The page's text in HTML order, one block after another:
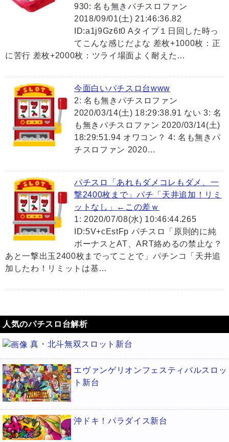
930: 名も無きパチスロファン
2018/09/01(土) 21:46:36.82
ID:a1j9Gz6t0 Aタイプ１日回した時っ
てこんな感じだよな 差枚+1000枚：正
に苦行 差枚+2000枚：ツライ場面よく耐えた…
今面白いパチスロ台www
2: 名も無きパチスロファン
2020/03/14(土) 18:29:38.91 ない 3: 名
も無きパチスロファン 2020/03/14(土)
18:29:51.94 オワコン？ 4: 名も無きパ
チスロファン 2020…
パチスロ「あれもダメコレもダメ、一
撃2400枚まで」パチ「天井追加！リミ
ットなし」←この差ｗ
1: 2020/07/08(水) 10:46:44.265
ID:5V+cEstFp パチスロ「原則的に純
ボーナスとAT、ART絡めるの禁止な？
あと一撃出玉2400枚までってことで」パチンコ「天井追
加したわ！リミットは基…
人気のパチスロ台解析
真・北斗無双スロット新台
エヴァンゲリオンフェスティバルスロッ
ト新台
沖ドキ！パラダイス新台